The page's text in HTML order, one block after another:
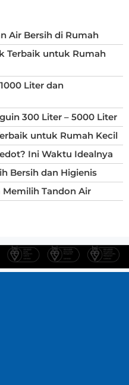
Air Bersih di Rumah
Terbaik untuk Rumah
Liter dan
300 Liter – 5000 Liter
untuk Rumah Kecil
Ini Waktu Idealnya
Bersih dan Higienis
Tandon Air